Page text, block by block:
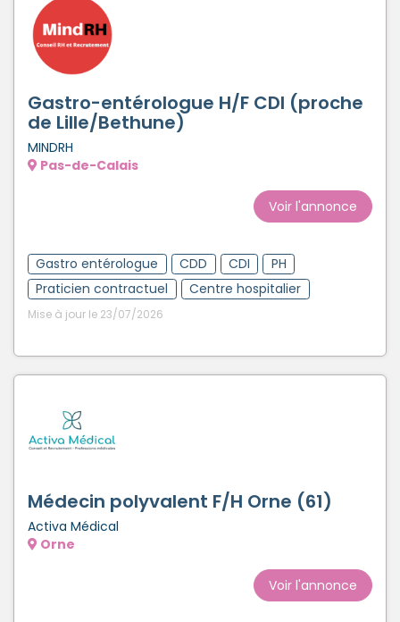
Gastro-entérologue H/F CDI (proche
de Lille/Bethune)
MINDRH
Pas-de-Calais
Voir l'annonce
Gastro entérologue CDD CDI
PH
Praticien contractuel
Centre hospitalier
Mise à jour le 23/07/2026
Médecin polyvalent F/H Orne (61)
Activa Médical
Orne
Voir l'annonce